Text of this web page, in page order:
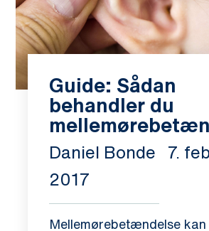
Guide: Sådan
behandler du
Daniel Bonde
7.
2017
Mellemørebetændelse